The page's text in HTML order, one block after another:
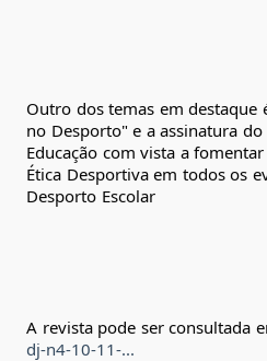
Outro dos temas em destaque
no Desporto" e a assinatura
Educação com vista a
Ética Desportiva em todos os
Desporto Escolar
A revista pode ser consultada
dj-n4-10-11-...